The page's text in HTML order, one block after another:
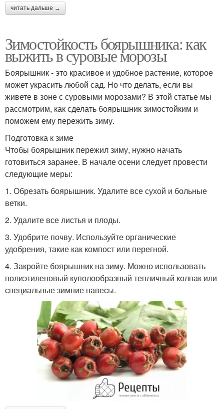
читать дальше →
Зимостойкость боярышника: как
выжить в суровые морозы
Боярышник - это красивое и удобное растение, которое
может украсить любой сад. Но что делать, если вы
живете в зоне с суровыми морозами? В этой статье мы
рассмотрим, как сделать боярышник зимостойким и
поможем ему пережить зиму.
Подготовка к зиме
Чтобы боярышник пережил зиму, нужно начать
готовиться заранее. В начале осени следует провести
следующие меры:
1. Обрезать боярышник. Удалите все сухой и больные
ветки.
2. Удалите все листья и плоды.
3. Удобрите почву. Используйте органические
удобрения, такие как компост или перегной.
4. Закройте боярышник на зиму. Можно использовать
полиэтиленовый куполообразный тепличный колпак или
специальные зимние навесы.